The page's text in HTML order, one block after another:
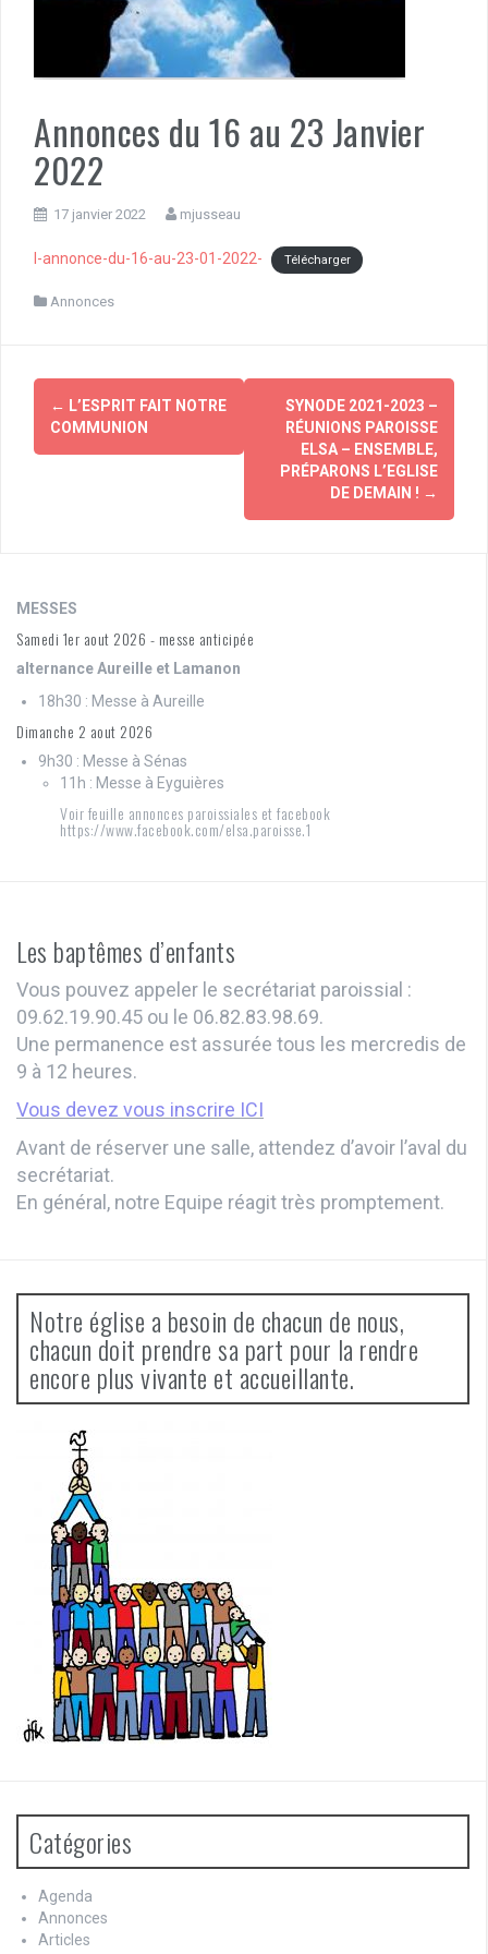
Annonces du 16 au 23 Janvier
2022
17 janvier 2022 mjusseau
l-annonce-du-16-au-23-01-2022- Télécharger
Annonces
Navigation
d'article
← L’ESPRIT FAIT NOTRE
COMMUNION
SYNODE 2021-2023 –
RÉUNIONS PAROISSE
ELSA – ENSEMBLE,
PRÉPARONS L’EGLISE
DE DEMAIN ! →
MESSES
Samedi 1er aout 2026 - messe anticipée
alternance Aureille et Lamanon
18h30 : Messe à Aureille
Dimanche 2 aout 2026
9h30 : Messe à Sénas
11h : Messe à Eyguières
Voir feuille annonces paroissiales et facebook
https://www.facebook.com/elsa.paroisse.1
Les baptêmes d’enfants
Vous pouvez appeler le secrétariat paroissial :
09.62.19.90.45 ou le 06.82.83.98.69.
Une permanence est assurée tous les mercredis de
9 à 12 heures.
Vous devez vous inscrire ICI
Avant de réserver une salle, attendez d’avoir l’aval du
secrétariat.
En général, notre Equipe réagit très promptement.
Notre église a besoin de chacun de nous,
chacun doit prendre sa part pour la rendre
encore plus vivante et accueillante.
Catégories
Agenda
Annonces
Articles